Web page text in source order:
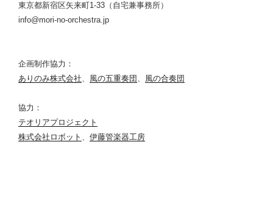
東京都新宿区矢来町1-33（自宅兼事務所）
info@mori-no-orchestra.jp
企画制作協力：
ありのみ株式会社、 風の五重奏団 、 風の合奏団
協力：
テオリアプロジェクト
株式会社ロボット 、 伊藤管楽器工房